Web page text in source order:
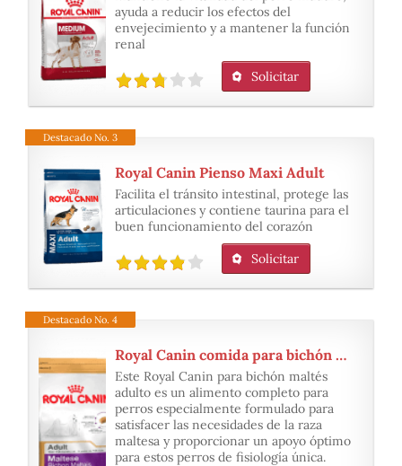
ayuda a reducir los efectos del
envejecimiento y a mantener la función
renal
Solicitar
Destacado No. 3
Royal Canin Pienso Maxi Adult
Facilita el tránsito intestinal, protege las
articulaciones y contiene taurina para el
buen funcionamiento del corazón
Solicitar
Destacado No. 4
Royal Canin comida para bichón maltés
Este Royal Canin para bichón maltés
adulto es un alimento completo para
perros especialmente formulado para
satisfacer las necesidades de la raza
maltesa y proporcionar un apoyo óptimo
para estos perros de fisiología única.